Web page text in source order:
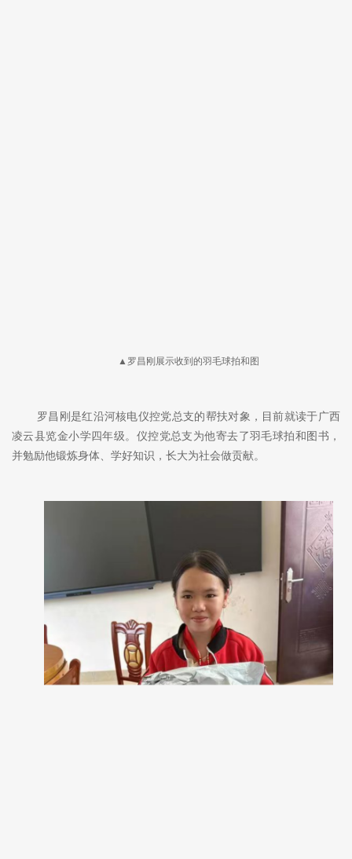
▲罗昌刚展示收到的羽毛球拍和图
罗昌刚是红沿河核电仪控党总支的帮扶对象，目前就读于广西
凌云县览金小学四年级。仪控党总支为他寄去了羽毛球拍和图书，
并勉励他锻炼身体、学好知识，长大为社会做贡献。